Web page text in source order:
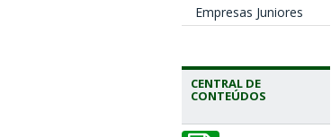
Empresas Juniores
CENTRAL DE
CONTEÚDOS